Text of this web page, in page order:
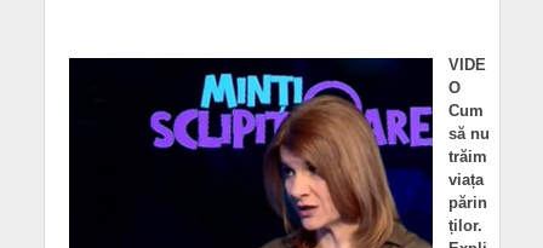
VIDE
O
Cum
să nu
trăim
viața
părin
ților.